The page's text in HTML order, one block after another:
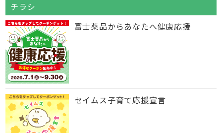
チラシ
富士薬品からあなたへ健康応援
セイムス子育て応援宣言